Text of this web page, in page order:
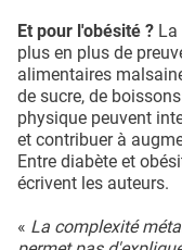
Et pour l'obésité ?
plus en plus de
alimentaires
de sucre, de
physique peuvent
et contribuer à
Entre diabète et
écrivent les auteurs.
« La complexité